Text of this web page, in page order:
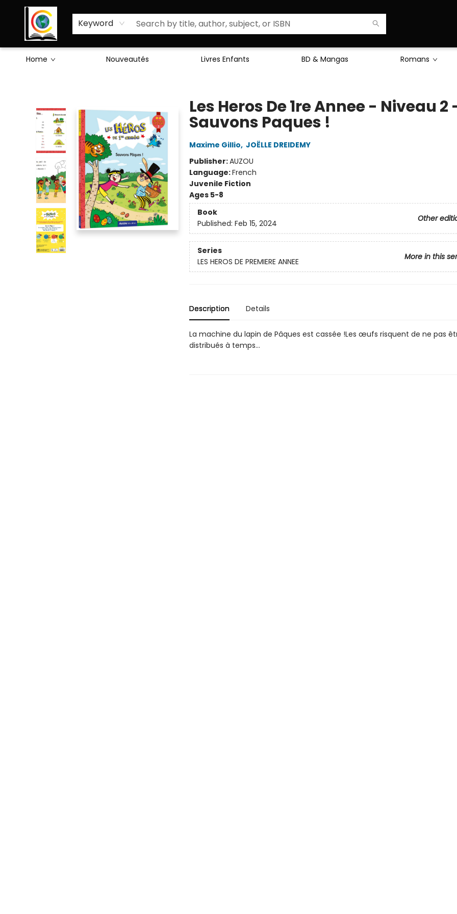
Keyword
Home Nouveautés Livres Enfants BD & Mangas Romans
Sciences Humaines
Activités & Jeux
Enseignants
Littérature
À Propos de Nous
Les Heros De 1re Annee - Niveau 2
Sauvons Paques !
Maxime Gillio, JOËLLE DREIDEMY
Publisher:AUZOU
Language:French
Juvenile Fiction
Ages 5-8
Book
Other
Published: Feb 15, 2024
Series
More in this
LES HEROS DE PREMIERE ANNEE
Description Details
La machine du lapin de Pâques est cassée !Les œufs risquent de ne pas
distribués à temps…